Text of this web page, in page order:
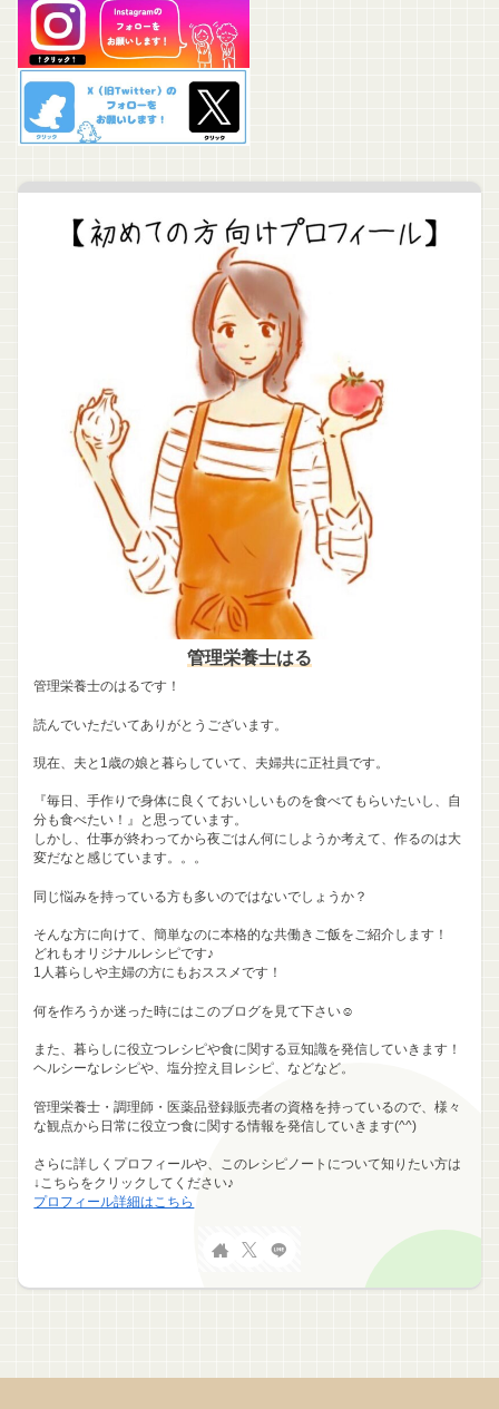
管理栄養士はる
管理栄養士のはるです！
読んでいただいてありがとうございます。
現在、夫と1歳の娘と暮らしていて、夫婦共に正社員です。
『毎日、手作りで身体に良くておいしいものを食べてもらいたいし、自
分も食べたい！』と思っています。
しかし、仕事が終わってから夜ごはん何にしようか考えて、作るのは大
変だなと感じています。。。
同じ悩みを持っている方も多いのではないでしょうか？
そんな方に向けて、簡単なのに本格的な共働きご飯をご紹介します！
どれもオリジナルレシピです♪
1人暮らしや主婦の方にもおススメです！
何を作ろうか迷った時にはこのブログを見て下さい☺
また、暮らしに役立つレシピや食に関する豆知識を発信していきます！
ヘルシーなレシピや、塩分控え目レシピ、などなど。
管理栄養士・調理師・医薬品登録販売者の資格を持っているので、様々
な観点から日常に役立つ食に関する情報を発信していきます(^^)
さらに詳しくプロフィールや、このレシピノートについて知りたい方は
↓こちらをクリックしてください♪
プロフィール詳細はこちら